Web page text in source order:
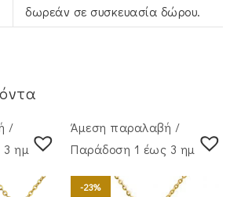
δωρεάν σε συσκευασία δώρου.
/
ημέρες
Άμεση παραλαβή /
Παράδoση 1 έως 3 ημέρες
-23%